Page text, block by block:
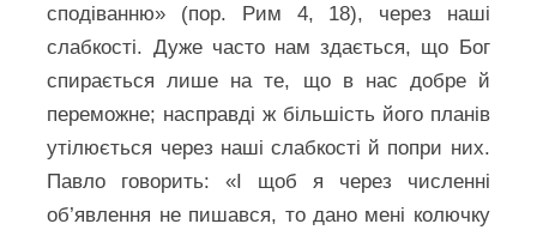
сподіванню» (пор. Рим 4, 18), через наші
слабкості. Дуже часто нам здається, що Бог
спирається лише на те, що в нас добре й
переможне; насправді ж більшість його планів
утілюється через наші слабкості й попри них.
Павло говорить: «І щоб я через численні
об’явлення не пишався, то дано мені колючку